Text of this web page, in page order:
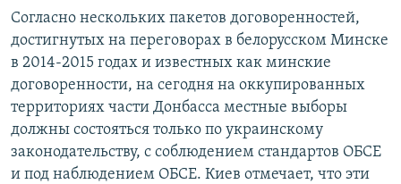
Согласно нескольких пакетов договоренностей,
достигнутых на переговорах в белорусском Минске
в 2014-2015 годах и известных как минские
договоренности, на сегодня на оккупированных
территориях части Донбасса местные выборы
должны состояться только по украинскому
законодательству, с соблюдением стандартов ОБСЕ
и под наблюдением ОБСЕ. Киев отмечает, что эти